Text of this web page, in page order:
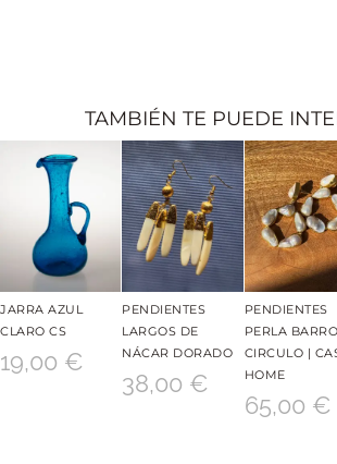
TAMBIÉN TE PUEDE
JARRA AZUL
CLARO CS
19,00 €
PENDIENTES
LARGOS DE
NÁCAR DORADO
38,00 €
PENDIENTES
PERLA
CIRCULO |
HOME
65,00 €